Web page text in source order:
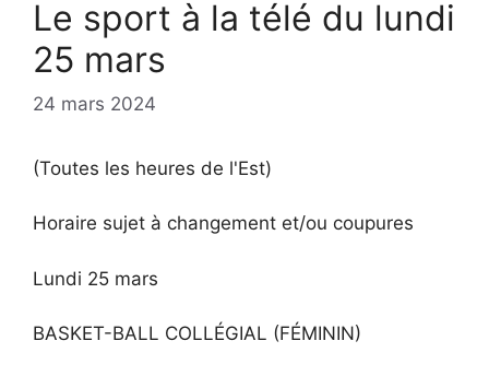
Le sport à la télé du lundi
25 mars
24 mars 2024
(Toutes les heures de l'Est)
Horaire sujet à changement et/ou coupures
Lundi 25 mars
BASKET-BALL COLLÉGIAL (FÉMININ)